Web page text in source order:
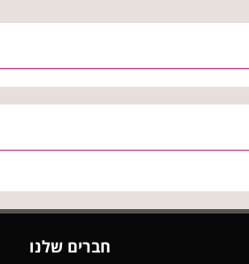
חברים שלנו